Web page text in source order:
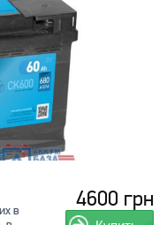
4600 грн
в